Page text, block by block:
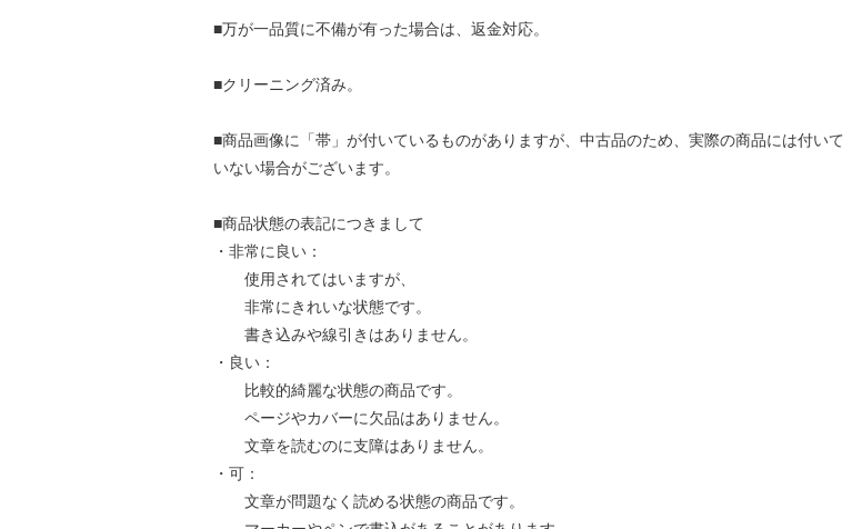
■万が一品質に不備が有った場合は、返金対応。
■クリーニング済み。
■商品画像に「帯」が付いているものがありますが、中古品のため、実際の商品には付いて
いない場合がございます。
■商品状態の表記につきまして
・非常に良い：
使用されてはいますが、
非常にきれいな状態です。
書き込みや線引きはありません。
・良い：
比較的綺麗な状態の商品です。
ページやカバーに欠品はありません。
文章を読むのに支障はありません。
・可：
文章が問題なく読める状態の商品です。